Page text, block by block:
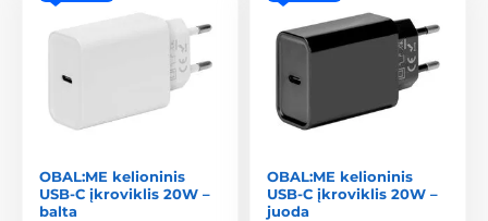
OBAL:ME kelioninis
USB-C įkroviklis 20W –
balta
OBAL:ME kelioninis
USB-C įkroviklis 20W –
juoda